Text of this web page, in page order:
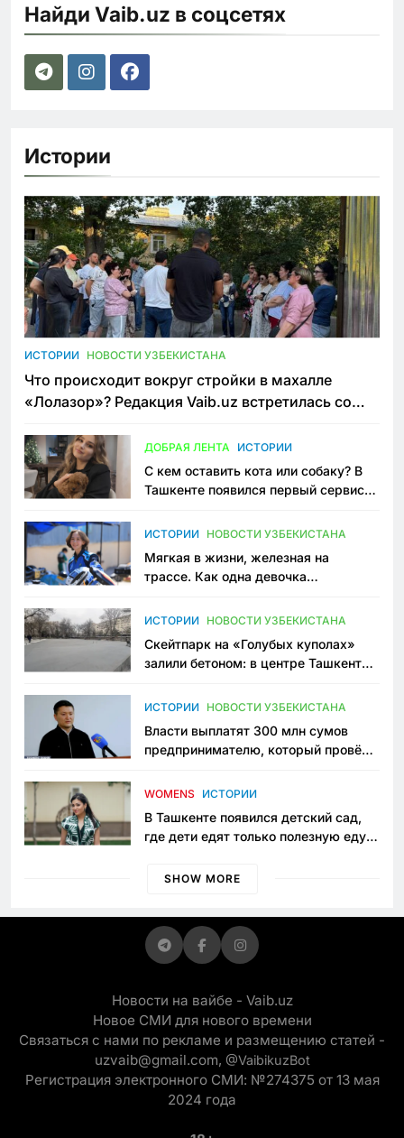
Найди Vaib.uz в соцсетях
Истории
ИСТОРИИ НОВОСТИ УЗБЕКИСТАНА
Что происходит вокруг стройки в махалле
«Лолазор»? Редакция Vaib.uz встретилась со
ДОБРАЯ ЛЕНТА ИСТОРИИ
С кем оставить кота или собаку? В
Ташкенте появился первый сервис
ИСТОРИИ НОВОСТИ УЗБЕКИСТАНА
Мягкая в жизни, железная на
трассе. Как одна девочка
Узбекистане
ИСТОРИИ НОВОСТИ УЗБЕКИСТАНА
Скейтпарк на «Голубых куполах»
залили бетоном: в центре Ташкента
пространство
ИСТОРИИ НОВОСТИ УЗБЕКИСТАНА
Власти выплатят 300 млн сумов
предпринимателю, который провёл
приговору
WOMENS ИСТОРИИ
В Ташкенте появился детский сад,
где дети едят только полезную еду.
просить «кашу без сахара»
SHOW MORE
Новости на вайбе - Vaib.uz
Новое СМИ для нового времени
Связаться с нами по рекламе и размещению статей -
uzvaib@gmail.com, @VaibikuzBot
Регистрация электронного СМИ: №274375 от 13 мая
2024 года